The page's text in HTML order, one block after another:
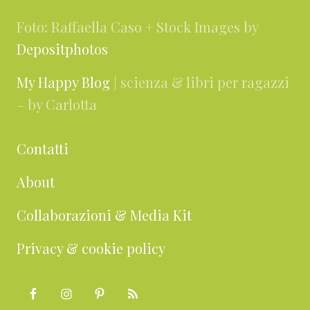
Foto: Raffaella Caso + Stock Images by
Depositphotos
My Happy Blog | scienza & libri per ragazzi
– by Carlotta
Contatti
About
Collaborazioni & Media Kit
Privacy & cookie policy